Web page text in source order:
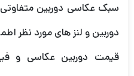
سبک عکاسی دوربین متفاوتی
دوربین و لنز های مورد نظر
قیمت دوربین عکاسی و